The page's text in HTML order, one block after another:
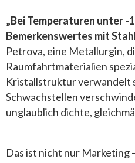
„Bei Temperaturen unter -
Bemerkenswertes mit
Petrova, eine Metallurgin,
Raumfahrtmaterialien
Kristallstruktur verwandelt
Schwachstellen
unglaublich dichte,
Das ist nicht nur Marketing